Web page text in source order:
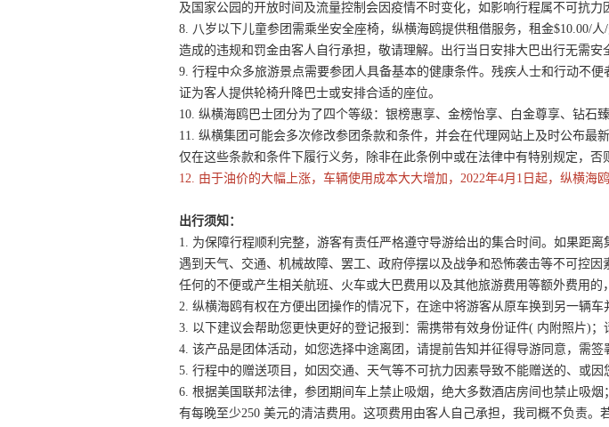
及国家公园的开放时间及流量控制会因疫情不时变化，如影响行程属不可抗力
8. 八岁以下儿童参团需乘坐安全座椅，纵横海鸥提供租借服务，租金$10.00/
造成的违规和罚金由客人自行承担，敬请理解。出行当日安排大巴出行无需安
9. 行程中众多旅游景点需要参团人具备基本的健康条件。残疾人士和行动不
证为客人提供轮椅升降巴士或安排合适的座位。
10. 纵横海鸥巴士团分为了四个等级：银榜惠享、金榜怡享、白金尊享、钻石
11. 纵横集团可能会多次修改参团条款和条件，并会在代理网站上及时公布最
仅在这些条款和条件下履行义务，除非在此条例中或在法律中有特别规定，
12. 由于油价的大幅上涨，车辆使用成本大大增加，2022年4月1日起，纵横海
出行须知：
1. 为保障行程顺利完整，游客有责任严格遵守导游给出的集合时间。如果距
遇到天气、交通、机械故障、罢工、政府停摆以及战争和恐怖袭击等不可控
任何的不便或产生相关航班、火车或大巴费用以及其他旅游费用等额外费用的
2. 纵横海鸥有权在方便出团操作的情况下，在途中将游客从原车换到另一辆车
3. 以下建议会帮助您更快更好的登记报到：需携带有效身份证件( 内附照片)；
4. 该产品是团体活动，如您选择中途离团，请提前告知并征得导游同意，需
5. 行程中的赠送项目，如因交通、天气等不可抗力因素导致不能赠送的、或因
6. 根据美国联邦法律，参团期间车上禁止吸烟，绝大多数酒店房间也禁止吸
有每晚至少250 美元的清洁费用。这项费用由客人自己承担，我司概不负责。